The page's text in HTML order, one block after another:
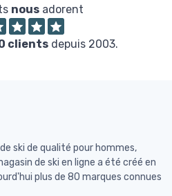
nous adorent
clientsdepuis 2003.
ski de qualité pour hommes,
de ski en ligne a été créé en
plus de 80 marques connues